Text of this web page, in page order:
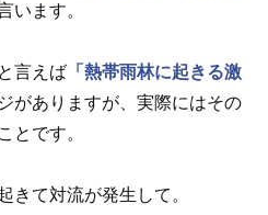
います。
と言えば 「熱帯雨林に起きる激
がありますが、実際にはその
とです。
きて対流が発生して。